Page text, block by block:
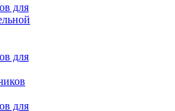
для
для
для